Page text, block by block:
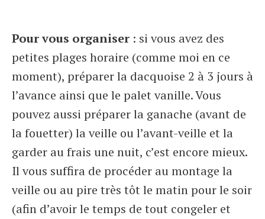
Pour vous organiser : si vous avez des
petites plages horaire (comme moi en ce
moment), préparer la dacquoise 2 à 3 jours à
l’avance ainsi que le palet vanille. Vous
pouvez aussi préparer la ganache (avant de
la fouetter) la veille ou l’avant-veille et la
garder au frais une nuit, c’est encore mieux.
Il vous suffira de procéder au montage la
veille ou au pire très tôt le matin pour le soir
(afin d’avoir le temps de tout congeler et